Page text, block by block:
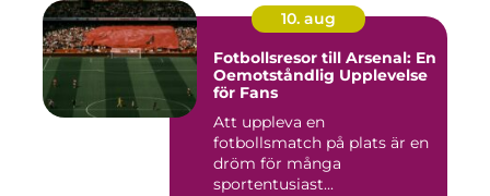
10. aug
Fotbollsresor till Arsenal: En
Oemotståndlig Upplevelse
för Fans
Att uppleva en
fotbollsmatch på plats är en
dröm för många
sportentusiast...